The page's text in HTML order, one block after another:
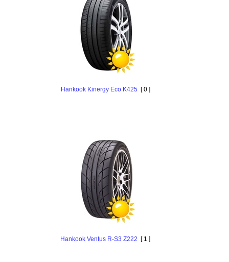
Hankоok Kinergy Eco K425 [ 0 ]
Hankоok Ventus R-S3 Z222 [ 1 ]